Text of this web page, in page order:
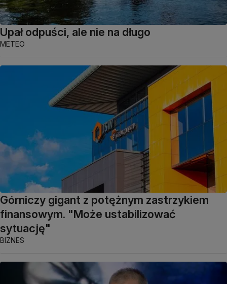
Upał odpuści, ale nie na długo
METEO
Górniczy gigant z potężnym zastrzykiem
finansowym. "Może ustabilizować
sytuację"
BIZNES